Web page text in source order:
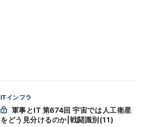
ITインフラ
をどう見分けるのか|戦闘識別(11)